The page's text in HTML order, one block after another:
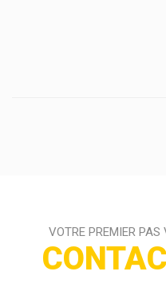
VOTRE PREMIER PAS